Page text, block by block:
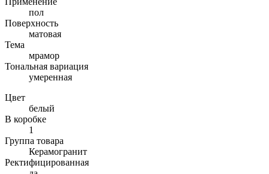
пол
Поверхность
матовая
Тема
мрамор
Тональная вариация
умеренная
Цвет
белый
В коробке
1
Группа товара
Керамогранит
Ректифицированная